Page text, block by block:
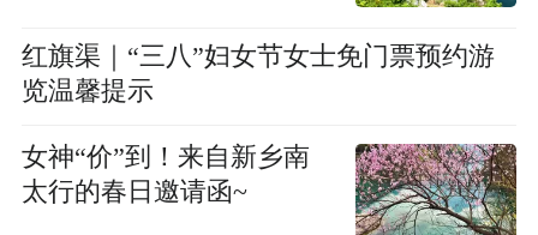
红旗渠｜“三八”妇女节女士免门票预约游
览温馨提示
女神“价”到！来自新乡南
太行的春日邀请函~